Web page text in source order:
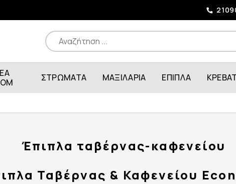
ΣΤΡΩΜΑΤΑ ΜΑΞΙΛΑΡΙΑ ΕΠΙΠΛΑ
Έπιπλα ταβέρνας-καφενείου
Ταβέρνας & Καφενείου